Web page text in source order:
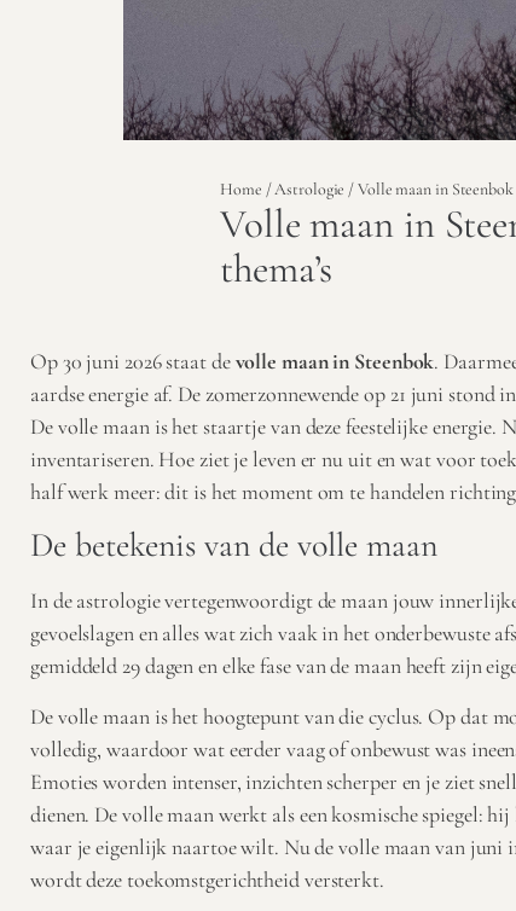
Home /Astrologie / Volle maan in Steenbok
Volle maan in
thema’s
Op 30 juni 2026 staat devolle maan in Steenbok.
aardse energie af. De zomerzonnewende op 21 juni stond
De volle maan is het staartje van deze feestelijke
inventariseren. Hoe ziet je leven er nu uit en wat voor
half werk meer: dit is het moment om te handelen
De betekenis van de volle maan
In de astrologie vertegenwoordigt de maan jouw
gevoelslagen en alles wat zich vaak in het onderbewuste
gemiddeld 29 dagen en elke fase van de maan heeft zijn
Devolle maanis het hoogtepunt van die cyclus. Op dat
volledig, waardoor wat eerder vaag of onbewust was
Emoties worden intenser, inzichten scherper en je ziet
dienen. De volle maan werkt als een kosmische spiegel:
waar je eigenlijk naartoe wilt. Nu de volle maan van juni
wordt deze toekomstgerichtheid versterkt.